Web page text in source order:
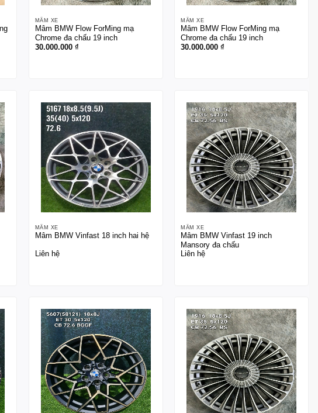
MÂM XE
Mâm BMW Flow ForMing mạ
Chrome đa chấu 19 inch
30.000.000 ₫
MÂM XE
Mâm BMW Flow ForMing mạ
Chrome đa chấu 19 inch
30.000.000₫
MÂM XE
Mâm BMW Vinfast 18 inch hai hệ
Liên hệ
MÂM XE
Mâm BMW Vinfast 19 inch
Mansory đa chấu
Liên hệ